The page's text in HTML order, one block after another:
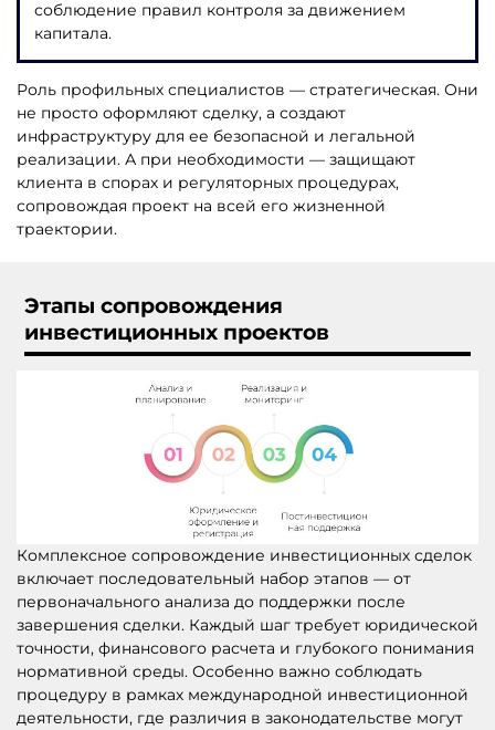
соблюдение правил контроля за движением
капитала.
Роль профильных специалистов — стратегическая. Они
не просто оформляют сделку, а создают
инфраструктуру для ее безопасной и легальной
реализации. А при необходимости — защищают
клиента в спорах и регуляторных процедурах,
сопровождая проект на всей его жизненной
траектории.
Этапы сопровождения
инвестиционных проектов
Комплексное сопровождение инвестиционных сделок
включает последовательный набор этапов — от
первоначального анализа до поддержки после
завершения сделки. Каждый шаг требует юридической
точности, финансового расчета и глубокого понимания
нормативной среды. Особенно важно соблюдать
процедуру в рамках международной инвестиционной
деятельности, где различия в законодательстве могут